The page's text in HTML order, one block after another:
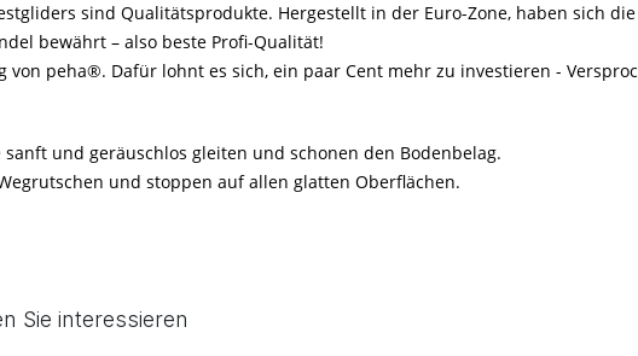
sind Qualitätsprodukte. Hergestellt in der Euro-Zone, haben sich
bewährt – also beste Profi-Qualität!
peha®. Dafür lohnt es sich, ein paar Cent mehr zu investieren -
und geräuschlos gleiten und schonen den Bodenbelag.
und stoppen auf allen glatten Oberflächen.
Sie interessieren